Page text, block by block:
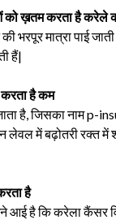
को ख़तम करता है करेले
भरपूर मात्रा पाई
हैं|
है कम
है, जिसका नाम p-
लेवल में बढ़ोतरी रक्त में
है
आई है कि करेला कैंसर